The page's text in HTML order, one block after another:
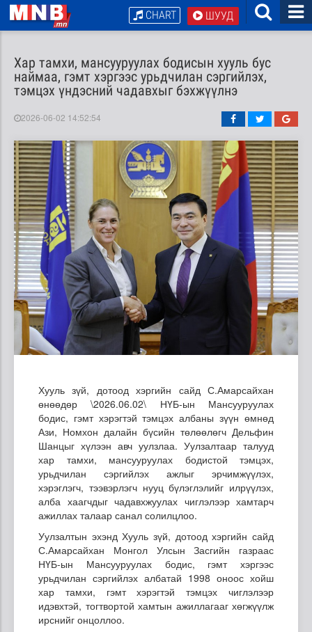
ШУУД
CHART
Хар тамхи, мансууруулах бодисын хууль бус
наймаа, гэмт хэргээс урьдчилан сэргийлэх,
тэмцэх үндэсний чадавхыг бэхжүүлнэ
2026-06-02 14:52:54
Хууль зүй, дотоод хэргийн сайд С.Амарсайхан
өнөөдөр \2026.06.02\ НҮБ-ын Мансууруулах
бодис, гэмт хэрэгтэй тэмцэх албаны зүүн өмнөд
Ази, Номхон далайн бүсийн төлөөлөгч Дельфин
Шанцыг хүлээн авч уулзлаа. Уулзалтаар талууд
хар тамхи, мансууруулах бодистой тэмцэх,
урьдчилан сэргийлэх ажлыг эрчимжүүлэх,
хэрэглэгч, тээвэрлэгч нууц бүлэглэлийг илрүүлэх,
алба хаагчдыг чадавхжуулах чиглэлээр хамтарч
ажиллах талаар санал солилцлоо.
Уулзалтын эхэнд Хууль зүй, дотоод хэргийн сайд
С.Амарсайхан Монгол Улсын Засгийн газраас
НҮБ-ын Мансууруулах бодис, гэмт хэргээс
урьдчилан сэргийлэх албатай 1998 оноос хойш
хар тамхи, гэмт хэрэгтэй тэмцэх чиглэлээр
идэвхтэй, тогтвортой хамтын ажиллагааг хөгжүүлж
ирснийг онцоллоо.